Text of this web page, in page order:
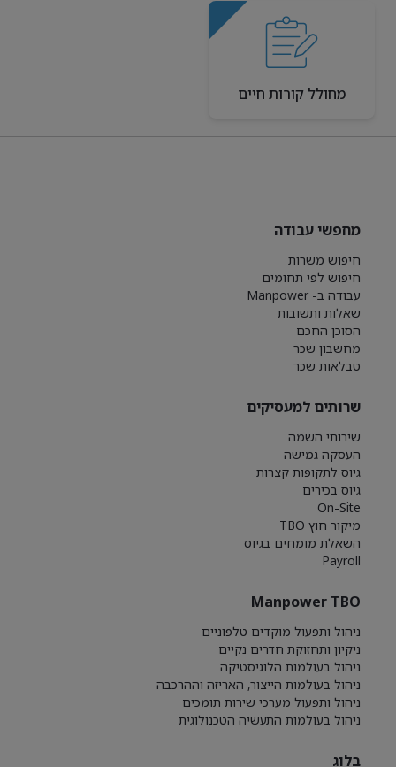
מחולל קורות חיים
מחפשי עבודה
חיפוש משרות
חיפוש לפי תחומים
עבודה ב- Manpower
שאלות ותשובות
הסוכן החכם
מחשבון שכר
טבלאות שכר
שרותים למעסיקים
שירותי השמה
העסקה גמישה
גיוס לתקופות קצרות
גיוס בכירים
On-Site
מיקור חוץ TBO
השאלת מומחים בגיוס
Payroll
Manpower TBO
ניהול ותפעול מוקדים טלפוניים
ניקיון ותחזוקת חדרים נקיים
ניהול בעולמות הלוגיסטיקה
ניהול בעולמות הייצור, האריזה וההרכבה
ניהול ותפעול מערכי שירות תומכים
ניהול בעולמות התעשיה הטכנולוגית
בלוג